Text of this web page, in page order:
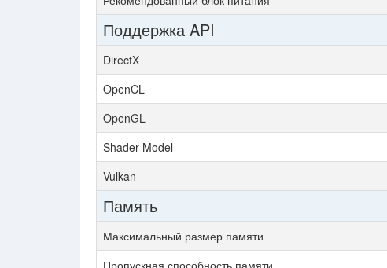
Поддержка API
DirectX
OpenCL
OpenGL
Shader Model
Vulkan
Память
Максимальный размер памяти
Пропускная способность памяти